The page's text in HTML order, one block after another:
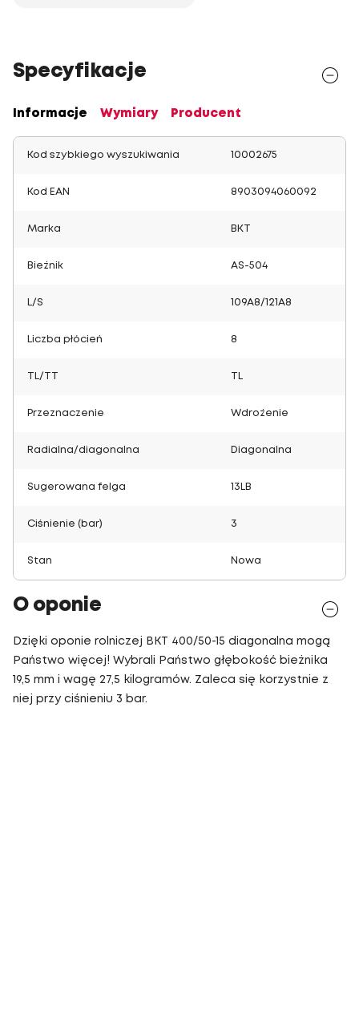
Specyfikacje
Informacje Wymiary Producent
Kod szybkiego wyszukiwania 10002675
Kod EAN 8903094060092
Marka BKT
Bieżnik AS-504
L/S 109A8/121A8
Liczba płócień 8
TL/TT
Przeznaczenie Wdrożenie
Radialna/diagonalna Diagonalna
Sugerowana felga 13LB
Ciśnienie (bar) 3
Stan Nowa
O oponie
Dzięki oponie rolniczej BKT 400/50-15 diagonalna mogą
Państwo więcej! Wybrali Państwo głębokość bieżnika
19,5 mm i wagę 27,5 kilogramów. Zaleca się korzystnie z
niej przy ciśnieniu 3 bar.